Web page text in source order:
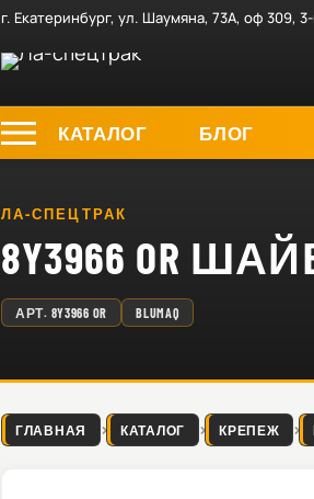
г. Екатеринбург, ул. Шаумяна, 73А, оф 309,
КАТАЛОГ БЛОГ
ЛА-СПЕЦТРАК
8Y3966 OR
АРТ. 8Y3966 OR BLUMAQ
ГЛАВНАЯ КАТАЛОГ КРЕПЕЖ